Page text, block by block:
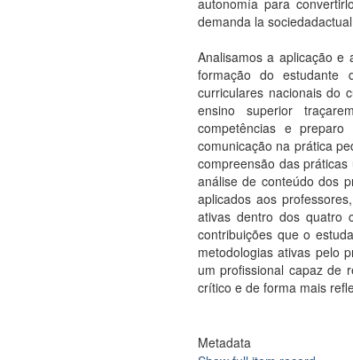
autonomía para
demanda la
Analisamos a aplicação e
formação do estudante
curriculares nacionais do
ensino superior
competências e
comunicação na prática
compreensão das
análise de conteúdo dos
aplicados aos
ativas dentro dos quatro
contribuições que o
metodologias ativas pelo
um profissional capaz de
crítico e de forma mais
Metadata